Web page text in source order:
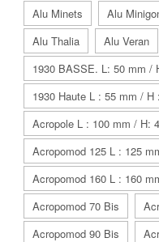
Alu Minets
Alu
Alu Thalia
Alu Veran
1930 BASSE. L: 50 mm /
1930 Haute L : 55 mm / H
Acropole L : 100 mm / H:
Acropomod 125 L : 125
Acropomod 160 L : 160
Acropomod 70 Bis
Acropomod 90 Bis